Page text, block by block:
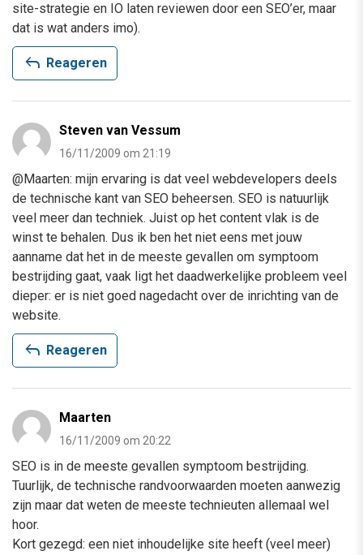
site-strategie en IO laten reviewen door een SEO’er, maar
dat is wat anders imo).
reply Reageren
Steven van Vessum
16/11/2009 om 21:19
@Maarten: mijn ervaring is dat veel webdevelopers deels
de technische kant van SEO beheersen. SEO is natuurlijk
veel meer dan techniek. Juist op het content vlak is de
winst te behalen. Dus ik ben het niet eens met jouw
aanname dat het in de meeste gevallen om symptoom
bestrijding gaat, vaak ligt het daadwerkelijke probleem veel
dieper: er is niet goed nagedacht over de inrichting van de
website.
reply Reageren
Maarten
16/11/2009 om 20:22
SEO is in de meeste gevallen symptoom bestrijding.
Tuurlijk, de technische randvoorwaarden moeten aanwezig
zijn maar dat weten de meeste technieuten allemaal wel
hoor.
Kort gezegd: een niet inhoudelijke site heeft (veel meer)